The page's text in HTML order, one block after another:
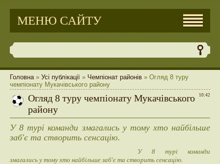
МЕНЮ САЙТУ
Головна» Усі публікації » Чемпіонат районів » Огляд 8 туру
чемпіонату Мукачівського району
10:42
Огляд 8 туру чемпіонату Мукачівського
району
У 8 турі команди змагались у тому хто найбільше
заб'є та створить сенсацію.
У 8 турі команди
змагались у тому хто найбільше заб'є та створить сенсацію.